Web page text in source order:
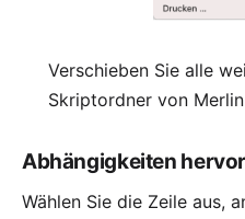
Verschieben Sie alle
Skriptordner von
Abhängigkeiten
Wählen Sie die Zeile aus,